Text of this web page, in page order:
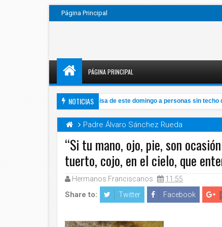
Página Principal
PÁGINA PRINCIPAL
NOTICIAS
VIDEO: Papa invita a su misa de este domingo a personas sin techo de
Padre Álvaro Sánchez Rueda
“Si tu mano, ojo, pie, son
tuerto, cojo, en el cielo, que
Hermanos Franciscanos 11:55
Share to: Twitter Facebook